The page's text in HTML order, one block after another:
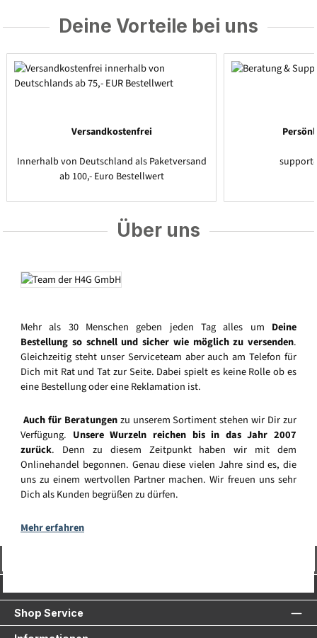
Deine Vorteile bei uns
Versandkostenfrei
Innerhalb von Deutschland als Paketversand
ab 100,- Euro Bestellwert
Über uns
Mehr als 30 Menschen geben jeden Tag alles um Deine
Bestellung so schnell und sicher wie möglich zu versenden.
Gleichzeitig steht unser Serviceteam aber auch am Telefon für
Dich mit Rat und Tat zur Seite. Dabei spielt es keine Rolle ob es
eine Bestellung oder eine Reklamation ist.
Auch für Beratungenzu unserem Sortiment stehen wir Dir zur
Verfügung. Unsere Wurzeln reichen bis in das Jahr 2007
zurück. Denn zu diesem Zeitpunkt haben wir mit dem
Onlinehandel begonnen. Genau diese vielen Jahre sind es, die
uns zu einem wertvollen Partner machen. Wir freuen uns sehr
Dich als Kunden begrüßen zu dürfen.
Mehr erfahren
Shop Service